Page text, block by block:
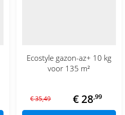
Ecostyle gazon-az+ 10 kg
voor 135 m²
€35,49 € 28,99